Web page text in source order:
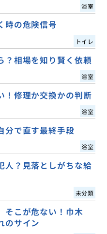
浴室
時の危険信号
トイレ
？相場を知り賢く依頼
浴室
！修理か交換かの判断
浴室
分で直す最終手段
浴室
人？見落としがちな給
未分類
そこが危ない！巾木
のサイン